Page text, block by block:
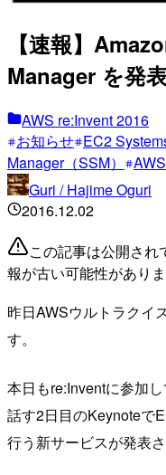
【速報】
Manager を発
AWS re:Invent 2016
お知らせ EC2
Manager（SSM）
AWS
Guri / Hajime Oguri
2016.12.02
この記事は公開さ
報が古い可能性があり
昨日AWSウルトラクイ
す。
本日もre:Inventに参加
話す2日目のKeynoteで
行う新サービスが発表